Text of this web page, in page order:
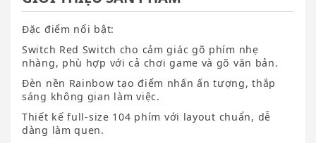
Đặc điểm nổi bật:
Switch Red Switch cho cảm giác gõ phím nhẹ
nhàng, phù hợp với cả chơi game và gõ văn bản.
Đèn nền Rainbow tạo điểm nhấn ấn tượng, thắp
sáng không gian làm việc.
Thiết kế full-size 104 phím với layout chuẩn, dễ
dàng làm quen.